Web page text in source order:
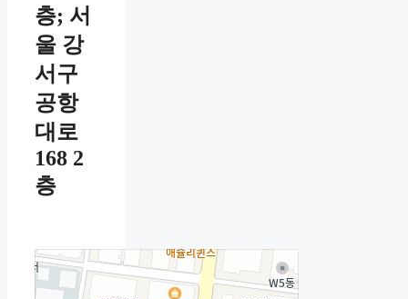
층; 서
울 강
서구
공항
대로
168 2
층